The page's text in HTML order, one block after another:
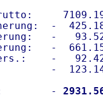
-
-
-
-
-
-